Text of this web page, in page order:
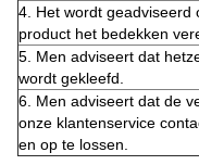
4. Het wordt geadviseerd
product het bedekken
5. Men adviseert dat
wordt gekleefd.
6. Men adviseert dat de
onze klantenservice
en op te lossen.